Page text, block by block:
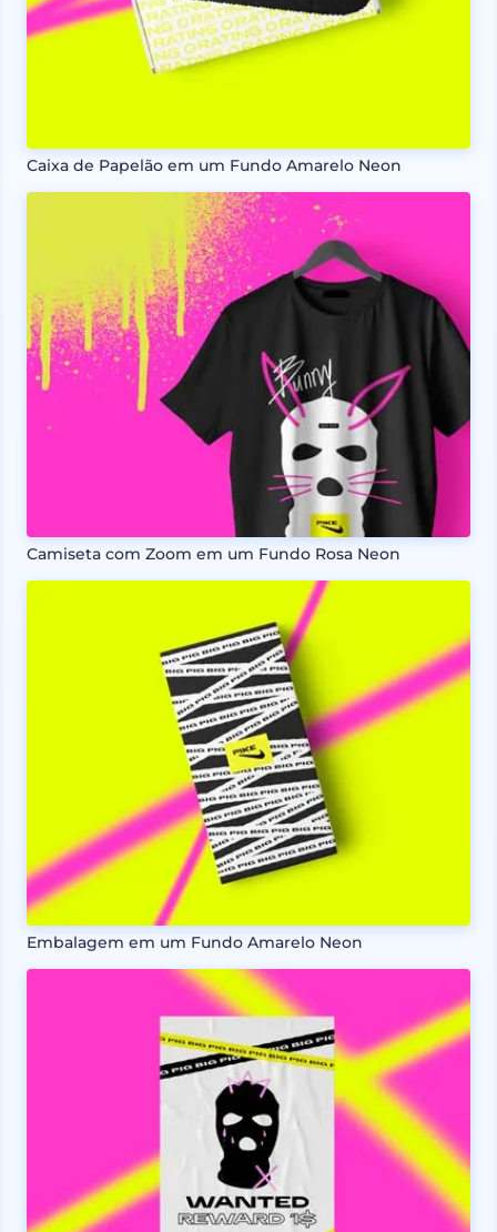
Caixa de Papelão em um Fundo Amarelo Neon
Camiseta com Zoom em um Fundo Rosa Neon
Embalagem em um Fundo Amarelo Neon